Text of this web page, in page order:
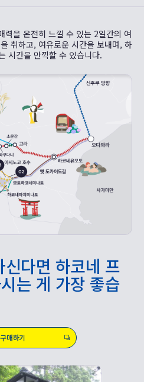
다면 하코네 프
는 게 가장 좋습
매하기
력을 온전히 느낄 수 있는 2일간의 여
취하고, 여유로운 시간을 보내며, 하
시간을 만끽할 수 있습니다.